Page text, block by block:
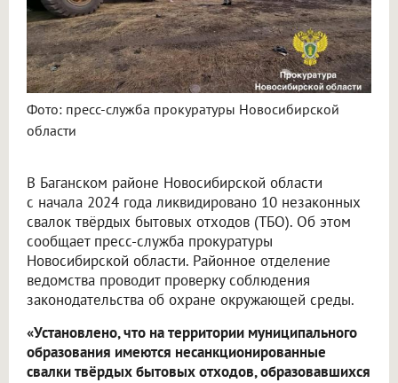
Фото: пресс-служба прокуратуры Новосибирской
области
В Баганском районе Новосибирской области
с начала 2024 года ликвидировано 10 незаконных
свалок твёрдых бытовых отходов (ТБО). Об этом
сообщает пресс-служба прокуратуры
Новосибирской области. Районное отделение
ведомства проводит проверку соблюдения
законодательства об охране окружающей среды.
«Установлено, что на территории муниципального
образования имеются несанкционированные
свалки твёрдых бытовых отходов, образовавшихся